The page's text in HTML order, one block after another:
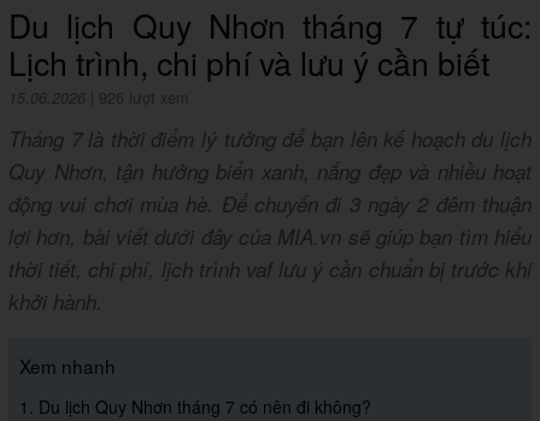
Du lịch Quy Nhơn tháng 7 tự túc:
Lịch trình, chi phí và lưu ý cần biết
15.06.2026 926 lượt xem
Tháng 7 là thời điểm lý tưởng để bạn lên kế hoạch du lịch
Quy Nhơn, tận hưởng biển xanh, nắng đẹp và nhiều hoạt
động vui chơi mùa hè. Để chuyến đi 3 ngày 2 đêm thuận
lợi hơn, bài viết dưới đây của MIA.vn sẽ giúp bạn tìm hiểu
thời tiết, chi phí, lịch trình vaf lưu ý cần chuẩn bị trước khi
khởi hành.
Xem nhanh
1. Du lịch Quy Nhơn tháng 7 có nên đi không?